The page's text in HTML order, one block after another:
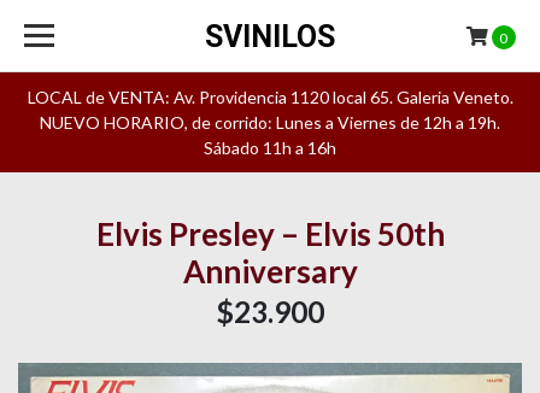
LOCAL de VENTA: Av. Providencia 1120 local 65. Galeria Veneto.
NUEVO HORARIO, de corrido: Lunes a Viernes de 12h a 19h.
Sábado 11h a 16h
SVINILOS 0
Elvis Presley – Elvis 50th
Anniversary
$23.900